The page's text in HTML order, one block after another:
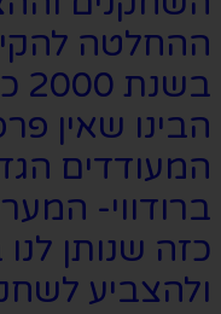
ההחלטה
הבינו שאין
המעודדים
ברודווי-
כזה שנותן
ולהצביע